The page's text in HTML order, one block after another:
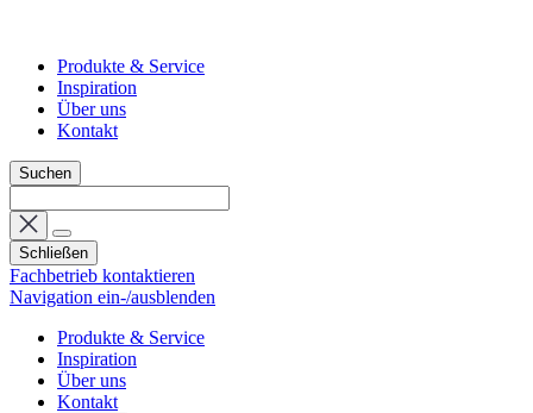
Produkte & Service
Inspiration
Über uns
Kontakt
Suchen
Schließen
Fachbetrieb kontaktieren
Navigation ein-/ausblenden
Produkte & Service
Inspiration
Über uns
Kontakt